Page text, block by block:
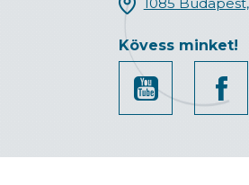
Kövess minket!